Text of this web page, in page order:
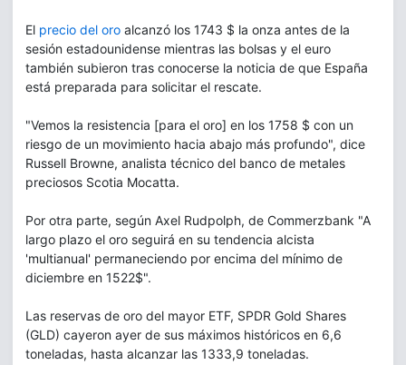
El precio del oro alcanzó los 1743 $ la onza antes de la
sesión estadounidense mientras las bolsas y el euro
también subieron tras conocerse la noticia de que España
está preparada para solicitar el rescate.
"Vemos la resistencia [para el oro] en los 1758 $ con un
riesgo de un movimiento hacia abajo más profundo", dice
Russell Browne, analista técnico del banco de metales
preciosos Scotia Mocatta.
Por otra parte, según Axel Rudpolph, de Commerzbank "A
largo plazo el oro seguirá en su tendencia alcista
'multianual' permaneciendo por encima del mínimo de
diciembre en 1522$".
Las reservas de oro del mayor ETF, SPDR Gold Shares
(GLD) cayeron ayer de sus máximos históricos en 6,6
toneladas, hasta alcanzar las 1333,9 toneladas.